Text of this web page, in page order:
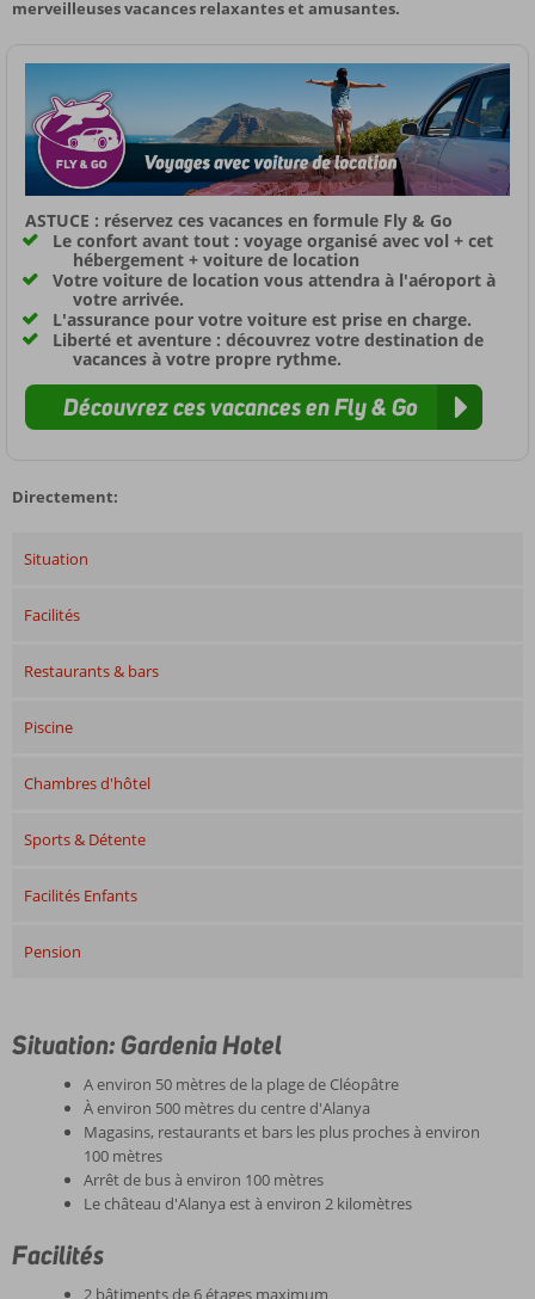
merveilleuses vacances relaxantes et amusantes.
ASTUCE : réservez ces vacances en formule Fly & Go
Le confort avant tout : voyage organisé avec vol + cet
hébergement + voiture de location
Votre voiture de location vous attendra à l'aéroport à
votre arrivée.
L'assurance pour votre voiture est prise en charge.
Liberté et aventure : découvrez votre destination de
vacances à votre propre rythme.
Découvrez ces vacances en Fly & Go
Directement:
Situation
Facilités
Restaurants & bars
Piscine
Chambres d'hôtel
Sports & Détente
Facilités Enfants
Pension
Situation: Gardenia Hotel
A environ 50 mètres de la plage de Cléopâtre
À environ 500 mètres du centre d'Alanya
Magasins, restaurants et bars les plus proches à environ
100 mètres
Arrêt de bus à environ 100 mètres
Le château d'Alanya est à environ 2 kilomètres
Facilités
2 bâtiments de 6 étages maximum